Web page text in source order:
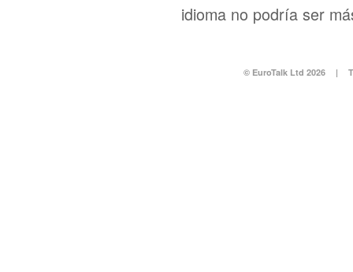
idioma no podría ser
© EuroTalk Ltd 2026 |